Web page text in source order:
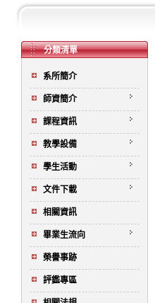
分類清單
系所簡介
師資簡介
課程資訊
教學設備
學生活動
文件下載
相關資訊
畢業生流向
榮譽事跡
評鑑專區